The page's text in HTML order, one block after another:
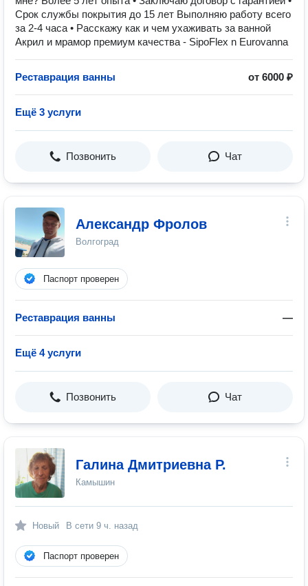
Срок службы покрытия до 15 лет Выполняю работу всего
за 2-4 часа • Расскажу как и чем ухаживать за ванной
Акрил и мрамор премиум качества - SipoFlex n Eurovanna
Реставрация ванны от 6000 ₽
Ещё 3 услуги
Позвонить Чат
Александр Фролов
Волгоград
Паспорт проверен
Реставрация ванны —
Ещё 4 услуги
Позвонить Чат
Галина Дмитриевна Р.
Камышин
Новый В сети 9 ч. назад
Паспорт проверен